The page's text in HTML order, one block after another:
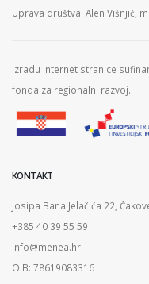
Uprava društva: Alen Višnjić,
Izradu Internet stranice
fonda za regionalni razvoj.
KONTAKT
Josipa Bana Jelačića 22,
+385 40 39 55 59
info@menea.hr
OIB: 78619083316